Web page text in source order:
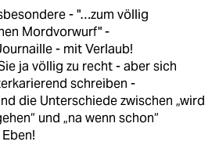
- "…zum völlig
Mordvorwurf" -
- mit Verlaub!
ja völlig zu recht - aber sich
schreiben -
die Unterschiede zwischen „wird
und „na wenn schon“